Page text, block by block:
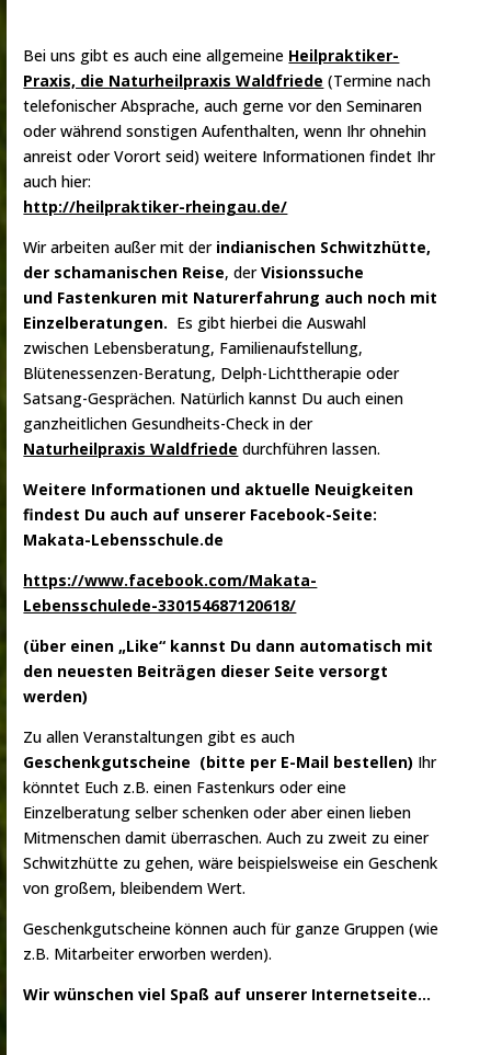
Bei uns gibt es auch eine allgemeine Heilpraktiker-
Praxis, die Naturheilpraxis Waldfriede (Termine nach
telefonischer Absprache, auch gerne vor den Seminaren
oder während sonstigen Aufenthalten, wenn Ihr ohnehin
anreist oder Vorort seid) weitere Informationen findet Ihr
auch hier:
http://heilpraktiker-rheingau.de/
Wir arbeiten außer mit der indianischen Schwitzhütte,
der schamanischen Reise, derVisionssuche
und Fastenkuren mit Naturerfahrung auch noch mit
Einzelberatungen. Es gibt hierbei die Auswahl
zwischen Lebensberatung, Familienaufstellung,
Blütenessenzen-Beratung, Delph-Lichttherapie oder
Satsang-Gesprächen. Natürlich kannst Du auch einen
ganzheitlichen Gesundheits-Check in der
Naturheilpraxis Waldfriede durchführen lassen.
Weitere Informationen und aktuelle Neuigkeiten
findest Du auch auf unserer Facebook-Seite:
Makata-Lebensschule.de
https://www.facebook.com/Makata-
Lebensschulede-330154687120618/
(über einen „Like“ kannst Du dann automatisch mit
den neuesten Beiträgen dieser Seite versorgt
werden)
Zu allen Veranstaltungen gibt es auch
Geschenkgutscheine (bitte per E-Mail bestellen) Ihr
könntet Euch z.B. einen Fastenkurs oder eine
Einzelberatung selber schenken oder aber einen lieben
Mitmenschen damit überraschen. Auch zu zweit zu einer
Schwitzhütte zu gehen, wäre beispielsweise ein Geschenk
von großem, bleibendem Wert.
Geschenkgutscheine können auch für ganze Gruppen (wie
z.B. Mitarbeiter erworben werden).
Wir wünschen viel Spaß auf unserer Internetseite…